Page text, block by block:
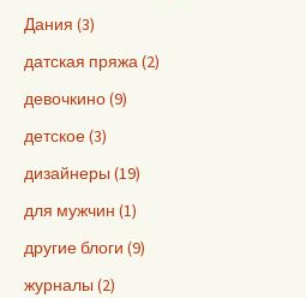
Дания (3)
датская пряжа (2)
девочкино (9)
детское (3)
дизайнеры (19)
для мужчин (1)
другие блоги (9)
журналы (2)